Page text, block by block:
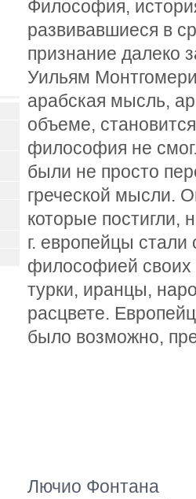
Философия,
развивавшиеся в
признание далеко
Уильям
арабская мысль,
объеме,
философия не
были не просто
греческой мысли.
которые постигли,
г. европейцы стали
философией своих
турки, иранцы,
расцвете.
было возможно,
Лючио Фонтана